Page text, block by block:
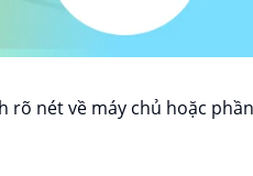
rõ nét về máy chủ hoặc phần